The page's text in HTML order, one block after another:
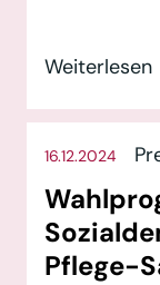
16.12.2024
Pflege-